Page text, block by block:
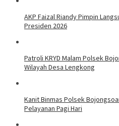
AKP Faizal Riandy Pimpin
Presiden 2026
Patroli KRYD Malam Polsek
Wilayah Desa Lengkong
Kanit Binmas Polsek
Pelayanan Pagi Hari